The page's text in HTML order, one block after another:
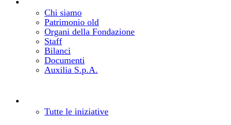
Chi siamo
Patrimonio old
Organi della Fondazione
Staff
Bilanci
Documenti
Auxilia S.p.A.
Tutte le iniziative